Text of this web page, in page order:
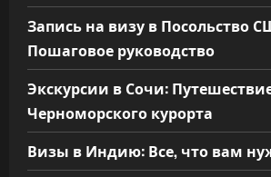
Запись на визу в Посольство
Пошаговое руководство
Экскурсии в Сочи:
Черноморского курорта
Визы в Индию: Все, что вам